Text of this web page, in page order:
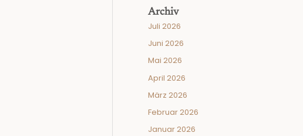
Archiv
Juli 2026
Juni 2026
Mai 2026
April 2026
März 2026
Februar 2026
Januar 2026